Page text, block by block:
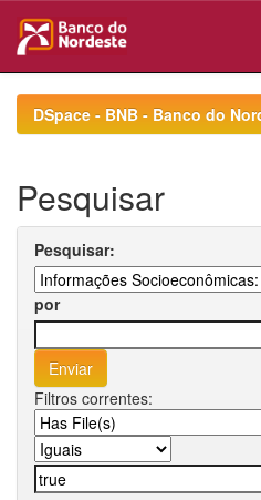
navigationDSpace - BNB - Banco do
Pesquisar
Pesquisar:
por
Filtros correntes: